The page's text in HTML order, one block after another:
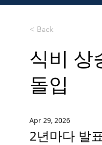
< Back
식비 상
돌입
Apr 29, 2026
2년마다 발